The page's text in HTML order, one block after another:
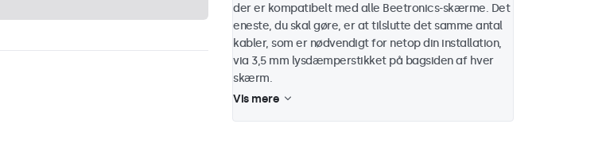
der er kompatibelt med alle Beetronics-skærme. Det
eneste, du skal gøre, er at tilslutte det samme antal
kabler, som er nødvendigt for netop din installation,
via 3,5 mm lysdæmperstikket på bagsiden af ​​hver
skærm.
Vis mere